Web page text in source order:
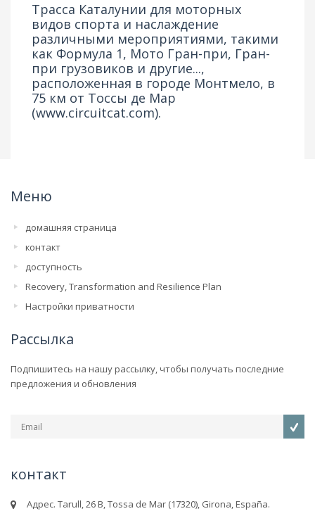
Трасса Каталунии для моторных
видов спорта и наслаждение
различными мероприятиями, такими
как Формула 1, Мото Гран-при, Гран-
при грузовиков и другие...,
расположенная в городе Монтмело, в
75 км от Тоссы де Мар
(www.circuitcat.com).
Меню
домашняя страница
контакт
доступность
Recovery, Transformation and Resilience Plan
Настройки приватности
Рассылка
Подпишитесь на нашу рассылку, чтобы получать последние
предложения и обновления
контакт
Адрес. Tarull, 26 B, Tossa de Mar (17320), Girona, España.